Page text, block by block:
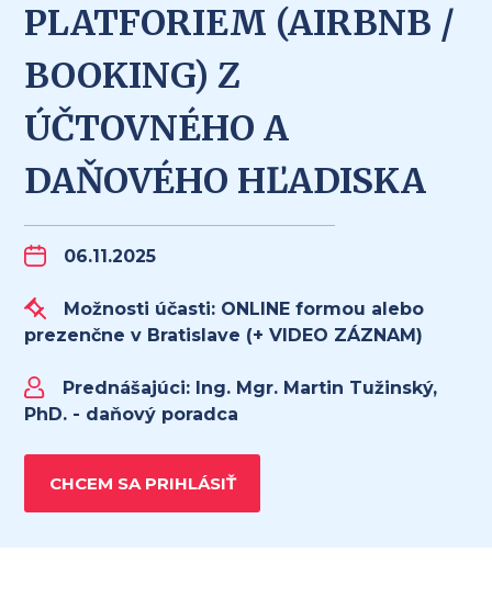
PLATFORIEM (AIRBNB /
BOOKING) Z
ÚČTOVNÉHO A
DAŇOVÉHO HĽADISKA
06.11.2025
Možnosti účasti: ONLINE formou alebo
prezenčne v Bratislave (+ VIDEO ZÁZNAM)
Prednášajúci: Ing. Mgr. Martin Tužinský,
PhD. - daňový poradca
CHCEM SA PRIHLÁSIŤ